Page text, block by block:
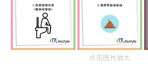
点击图片放大